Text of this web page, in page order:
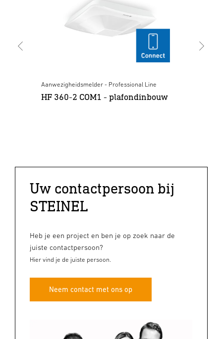
Aanwezigheidsmelder - Professional Line
HF 360-2 COM1 - plafondinbouw
Uw contactpersoon bij
STEINEL
Heb je een project en ben je op zoek naar de
juiste contactpersoon?
Hier vind je de juiste persoon.
Neem contact met ons op